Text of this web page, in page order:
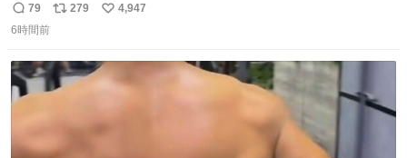
返
信
79
リ
ト
数
279
い
数
4,947
6時間前